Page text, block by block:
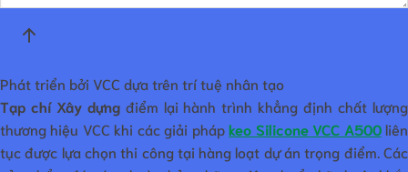
Phát triển bởi VCC dựa trên trí tuệ nhân tạo
Tạp chí Xây dựngđiểm lại hành trình khẳng định chất lượng
thương hiệu VCC khi các giải phápkeo Silicone VCC A500liên
tục được lựa chọn thi công tại hàng loạt dự án trọng điểm. Các